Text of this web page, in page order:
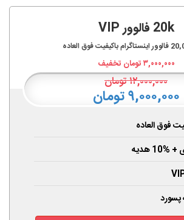
20k فالوور VIP
فالوور اینستاگرام باکیفیت فوق العاده
۳,۰۰۰,۰۰۰تومان تخفیف
۱۲,۰۰۰,۰۰۰تومان
۹,۰۰۰,۰۰۰ تومان
فوق العاده
هدیه
پسورد